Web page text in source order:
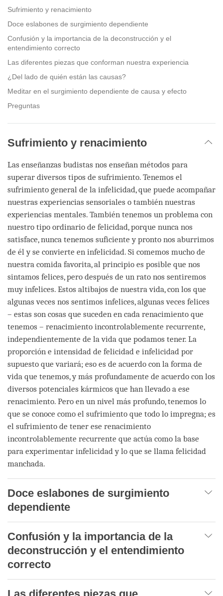
facebook
Sufrimiento y renacimiento
Doce eslabones de surgimiento dependiente
Confusión y la importancia de la deconstrucción y el
entendimiento correcto
Las diferentes piezas que conforman nuestra experiencia
¿Del lado de quién están las causas?
Meditar en el surgimiento dependiente de causa y efecto
Preguntas
Sufrimiento y renacimiento
Las enseñanzas budistas nos enseñan métodos para
superar diversos tipos de sufrimiento. Tenemos el
sufrimiento general de la infelicidad, que puede acompañar
nuestras experiencias sensoriales o también nuestras
experiencias mentales. También tenemos un problema con
nuestro tipo ordinario de felicidad, porque nunca nos
satisface, nunca tenemos suficiente y pronto nos aburrimos
de él y se convierte en infelicidad. Si comemos mucho de
nuestra comida favorita, al principio es posible que nos
sintamos felices, pero después de un rato nos sentiremos
muy infelices. Estos altibajos de nuestra vida, con los que
algunas veces nos sentimos infelices, algunas veces felices
– estas son cosas que suceden en cada renacimiento que
tenemos – renacimiento incontrolablemente recurrente,
independientemente de la vida que podamos tener. La
proporción e intensidad de felicidad e infelicidad por
supuesto que variará; eso es de acuerdo con la forma de
vida que tenemos, y más profundamente de acuerdo con los
diversos potenciales kármicos que han llevado a ese
renacimiento. Pero en un nivel más profundo, tenemos lo
que se conoce como el sufrimiento que todo lo impregna; es
el sufrimiento de tener ese renacimiento
incontrolablemente recurrente que actúa como la base
para experimentar infelicidad y lo que se llama felicidad
manchada.
Doce eslabones de surgimiento
dependiente
Confusión y la importancia de la
deconstrucción y el entendimiento
correcto